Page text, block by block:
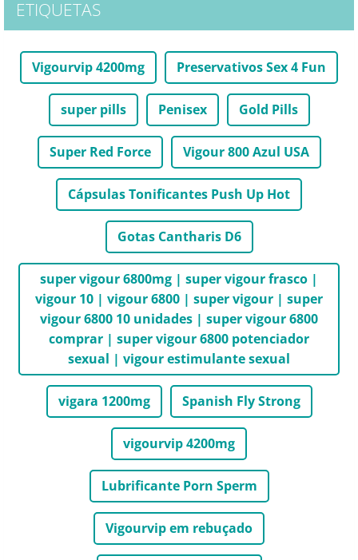
ETIQUETAS
Vigourvip 4200mg Preservativos Sex 4 Fun
super pills Penisex Gold Pills
Super Red Force Vigour 800 Azul USA
Cápsulas Tonificantes Push Up Hot
Gotas Cantharis D6
super vigour 6800mg | super vigour frasco |
vigour 10 | vigour 6800 | super vigour | super
vigour 6800 10 unidades | super vigour 6800
comprar | super vigour 6800 potenciador
sexual | vigour estimulante sexual
vigara 1200mg Spanish Fly Strong
vigourvip 4200mg
Lubrificante Porn Sperm
Vigourvip em rebuçado